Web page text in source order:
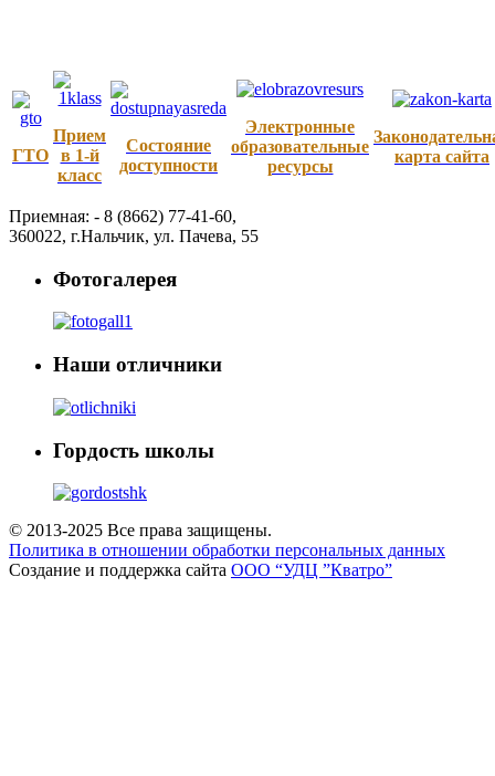
ГТО
Прием
в 1-й
класс
Состояние
доступности
Электронные
образовательные
ресурсы
карта сайта
Приемная: - 8 (8662) 77-41-60,
360022, г.Нальчик, ул. Пачева, 55
Фотогалерея
Наши отличники
Гордость школы
© 2013-2025 Все права защищены.
Политика в отношении обработки персональных данных
Создание и поддержка сайта ООО “УДЦ ”Кватро”